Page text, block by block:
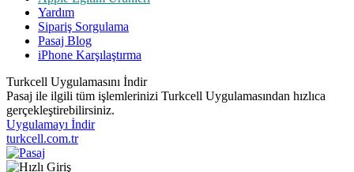
Yardım
Sipariş Sorgulama
Pasaj Blog
iPhone Karşılaştırma
Turkcell Uygulamasını İndir
Pasaj ile ilgili tüm işlemlerinizi Turkcell Uygulamasından hızlıca
gerçekleştirebilirsiniz.
Uygulamayı İndir
turkcell.com.tr